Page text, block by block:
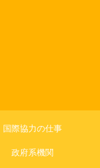
国際協力の仕事
政府系機関